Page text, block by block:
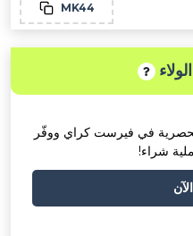
MK44
فيرست كراي ووفّر